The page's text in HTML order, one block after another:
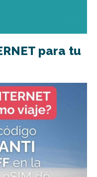
para tu